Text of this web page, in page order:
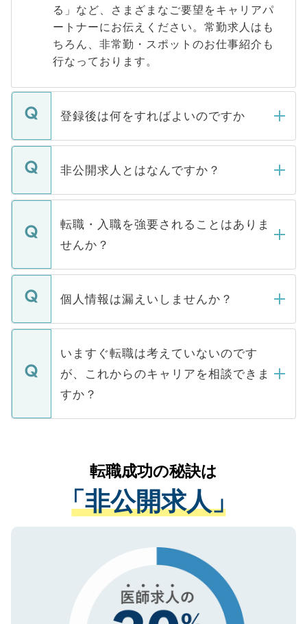
る」など、さまざまなご要望をキャリアパ
ートナーにお伝えください。常勤求人はも
ちろん、非常勤・スポットのお仕事紹介も
行なっております。
登録後は何をすればよいのですか
ご登録いただきましたら、弊社担当者がご
登録内容を確認し、その後メールもしくは
ます。通常、5営業日以内にはご連絡をせて
いただきますので、しばらくお待ちくださ
い。
非公開求人とはなんですか？
マイナビDOCTORで取り扱っている求人の
うち約3割は、Webサイトからご覧いただ
けない「非公開求人」です。非公開求人は
下記の理由によって、一般には公開してい
ません。
■応募殺到を避けるため 人気のある医療機
関を公にしてしまうと、応募が殺到する場
に、医療機関が求める条件に合った人材の
みを人材紹介会社に依頼するケースが増え
ています。
転職・入職を強要されることはありま
せんか？
転職・入職を強要することは一切ありませ
ん。また、仮に応募先から内定をいただい
定を承諾する必要はありません。内定先へ
の辞退の連絡はキャリアパートナーが行い
ますので、ご安心ください。
個人情報は漏えいしませんか？
個人情報が漏えいすることはありませんの
で、ご安心ください。当サイトからの登録
などで収集したご登録者様の個人情報は、
ご本人のキャリアアップおよび転職活動の
支援を目的に使用いたします。お預かりし
ているすべての個人データはご本人の許可
は、個人情報の取り扱いについての厳密な
管理基準を満たした事業者のみに付与され
る、プライバシーマークを取得済みです。
ご登録いただいた個人情報は、SSL（デー
で、機密保持に関してもご安心ください。
いますぐ転職は考えていないのです
が、これからのキャリアを相談できま
すか？
かがいして、現在の医療機関の状況や紹介
経験をまじえながら、適切なアドバイスを
させていただきます。すぐにご転職をされ
ない方には、長期的なサポートが可能です
ので、まずはご登録ください。
転職成功の秘訣は
「非公開求人」